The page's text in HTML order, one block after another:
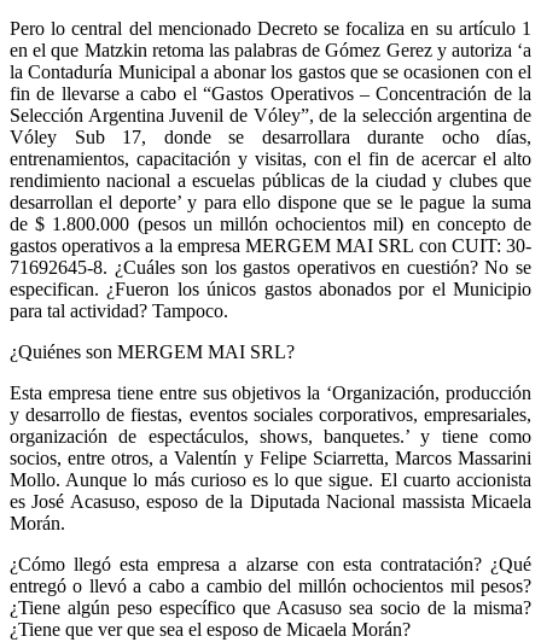
Pero lo central del mencionado Decreto se focaliza en su artículo 1
en el que Matzkin retoma las palabras de Gómez Gerez y autoriza ‘a
la Contaduría Municipal a abonar los gastos que se ocasionen con el
fin de llevarse a cabo el “Gastos Operativos – Concentración de la
Selección Argentina Juvenil de Vóley”, de la selección argentina de
Vóley Sub 17, donde se desarrollara durante ocho días,
entrenamientos, capacitación y visitas, con el fin de acercar el alto
rendimiento nacional a escuelas públicas de la ciudad y clubes que
desarrollan el deporte’ y para ello dispone que se le pague la suma
de $ 1.800.000 (pesos un millón ochocientos mil) en concepto de
gastos operativos a la empresa MERGEM MAI SRL con CUIT: 30-
71692645-8. ¿Cuáles son los gastos operativos en cuestión? No se
especifican. ¿Fueron los únicos gastos abonados por el Municipio
para tal actividad? Tampoco.
¿Quiénes son MERGEM MAI SRL?
Esta empresa tiene entre sus objetivos la ‘Organización, producción
y desarrollo de fiestas, eventos sociales corporativos, empresariales,
organización de espectáculos, shows, banquetes.’ y tiene como
socios, entre otros, a Valentín y Felipe Sciarretta, Marcos Massarini
Mollo. Aunque lo más curioso es lo que sigue. El cuarto accionista
es José Acasuso, esposo de la Diputada Nacional massista Micaela
Morán.
¿Cómo llegó esta empresa a alzarse con esta contratación? ¿Qué
entregó o llevó a cabo a cambio del millón ochocientos mil pesos?
¿Tiene algún peso específico que Acasuso sea socio de la misma?
¿Tiene que ver que sea el esposo de Micaela Morán?